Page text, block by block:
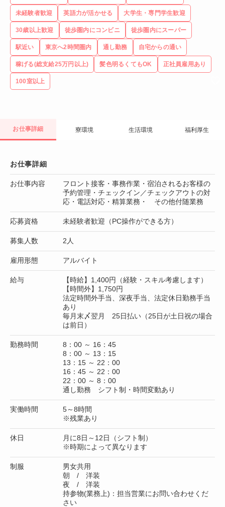
未経験者歓迎 英語力が活かせる 大学生・専門学生歓迎
30歳以上歓迎 徒歩圏内にコンビニ 徒歩圏内にスーパー
駅近い 東京へ2時間圏内 通し勤務 自宅からの通い
稼げる(総支給25万円以上) 髪色明るくてもOK 正社員雇用あり
100室以上
お仕事詳細 寮環境 生活環境 福利厚生
お仕事詳細
お仕事内容
フロント接客・事務作業・宿泊されるお客様の
予約管理・チェックイン／チェックアウトの対
応・電話対応・精算業務・ その他付随業務
応募資格 未経験者歓迎（PC操作ができる方）
募集人数 2人
雇用形態 アルバイト
給与
【時給】1,400円（経験・スキル考慮します）
【時間外】1,750円
法定時間外手当、深夜手当、法定休日勤務手当
あり
毎月末〆翌月 25日払い（25日が土日祝の場合
は前日）
勤務時間
8：00 ～ 16：45
8：00 ～ 13：15
13：15 ～ 22：00
16：45 ～ 22：00
22：00 ～ 8：00
通し勤務 シフト制・時間変動あり
実働時間
5～8時間
※残業あり
休日
月に8日～12日（シフト制）
※時期によって異なります
制服
男女共用
朝 / 洋装
夜 / 洋装
持参物(業務上)：担当営業にお問い合わせくだ
さい